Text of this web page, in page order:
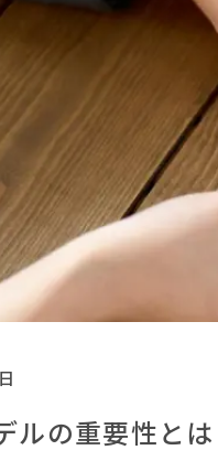
ルの重要性と